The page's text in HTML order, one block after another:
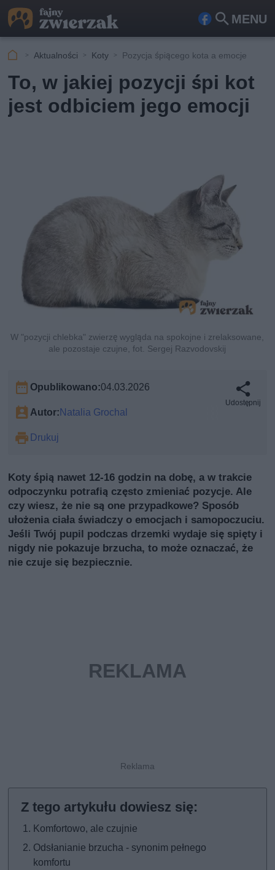
MENU
Fa
ook
Szu
Aktualności Koty Pozycja śpiącego kota a emocje
To, w jakiej pozycji śpi kot
jest odbiciem jego emocji
W "pozycji chlebka" zwierzę wygląda na spokojne i zrelaksowane,
ale pozostaje czujne, fot. Sergej Razvodovskij
Opublikowano:04.03.2026
Autor:Natalia Grochal
Drukuj
Udostępnij
Koty śpią nawet 12-16 godzin na dobę, a w trakcie
odpoczynku potrafią często zmieniać pozycje. Ale
czy wiesz, że nie są one przypadkowe? Sposób
ułożenia ciała świadczy o emocjach i samopoczuciu.
Jeśli Twój pupil podczas drzemki wydaje się spięty i
nigdy nie pokazuje brzucha, to może oznaczać, że
nie czuje się bezpiecznie.
Komfortowo, ale czujnie
Odsłanianie brzucha - synonim pełnego
komfortu